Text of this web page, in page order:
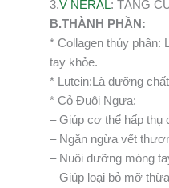
3.V NERAL: TĂNG
B.THÀNH PHẦN:
* Collagen thủy phân:
tay khỏe.
* Lutein:Là dưỡng
* Cỏ Đuôi Ngựa:
– Giúp cơ thể hấp thụ
– Ngăn ngừa vết
– Nuôi dưỡng móng
– Giúp loại bỏ mỡ